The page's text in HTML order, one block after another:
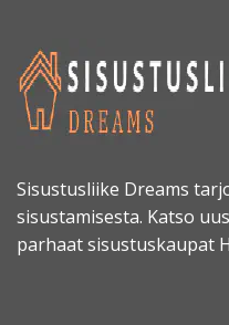
Sisustusliike Dreams
sisustamisesta. Katso
parhaat sisustuskaupat